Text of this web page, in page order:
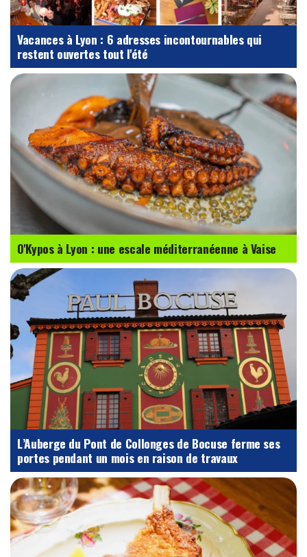
Vacances à Lyon : 6 adresses incontournables qui
restent ouvertes tout l'été
O'Kypos à Lyon : une escale méditerranéenne à Vaise
L’Auberge du Pont de Collonges de Bocuse ferme ses
portes pendant un mois en raison de travaux